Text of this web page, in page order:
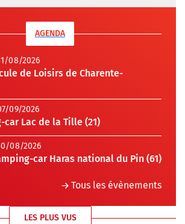
AGENDA
08/2026
de Loisirs de Charente-
09/2026
car Lac de la Tille (21)
08/2026
car Haras national du Pin (61)
Tous les évènements
LES PLUS VUS